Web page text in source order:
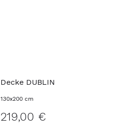
Decke DUBLIN
130x200 cm
219,00 €